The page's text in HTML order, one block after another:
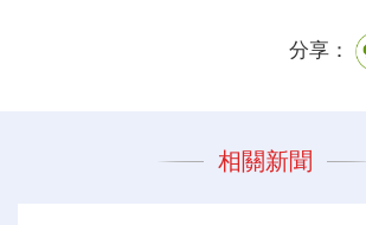
分享：
相關新聞